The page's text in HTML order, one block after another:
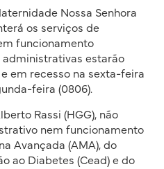
Nossa Senhora
os serviços de
funcionamento
estarão
em recesso na sexta-feira
feira (0806).
Rassi (HGG), não
nem funcionamento
Avançada (AMA), do
ao Diabetes (Cead) e do